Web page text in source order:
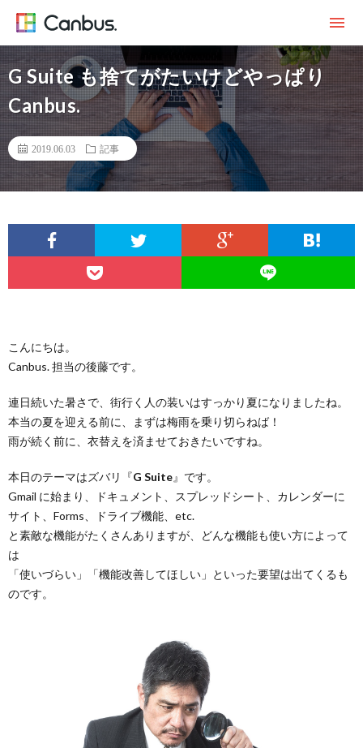
G Suite も捨てがたいけどやっぱり
Canbus.
2019.06.03 記事
こんにちは。
Canbus. 担当の後藤です。
連日続いた暑さで、街行く人の装いはすっかり夏になりましたね。
本当の夏を迎える前に、まずは梅雨を乗り切らねば！
雨が続く前に、衣替えを済ませておきたいですね。
本日のテーマはズバリ『G Suite』です。
Gmail に始まり、ドキュメント、スプレッドシート、カレンダーに
サイト、Forms、ドライブ機能、etc.
と素敵な機能がたくさんありますが、どんな機能も使い方によって
は
「使いづらい」「機能改善してほしい」といった要望は出てくるも
のです。